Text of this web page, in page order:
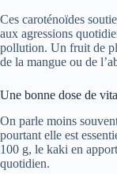
Ces caroténoïdes
aux agressions
pollution. Un fruit de
de la mangue ou de
Une bonne dose de
On parle moins
pourtant elle est
100 g, le kaki en
quotidien.